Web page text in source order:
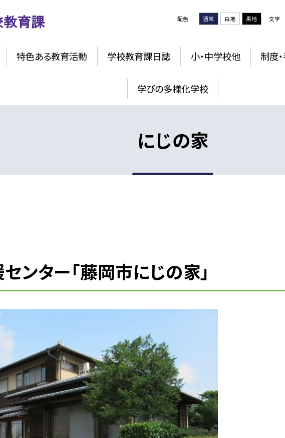
配色 通常 白地 黒地 文字
特色ある教育活動 学校教育課日誌 小・中学校他 制度
学びの多様化学校
にじの家
ンター「藤岡市にじの家」